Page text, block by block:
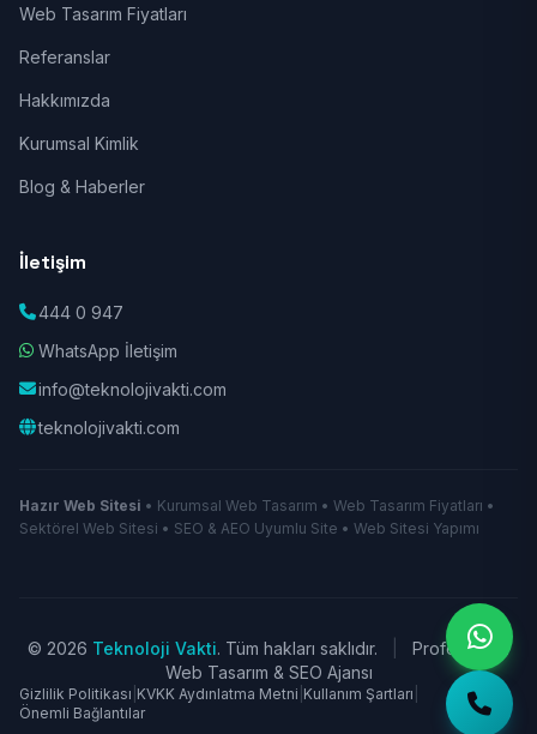
Web Tasarım Fiyatları
Referanslar
Hakkımızda
Kurumsal Kimlik
Blog & Haberler
İletişim
444 0 947
WhatsApp İletişim
info@teknolojivakti.com
teknolojivakti.com
Hazır Web Sitesi • Kurumsal Web Tasarım • Web Tasarım Fiyatları •
Sektörel Web Sitesi • SEO & AEO Uyumlu Site • Web Sitesi Yapımı
© 2026 Teknoloji Vakti. Tüm hakları saklıdır.
Profesyonel
Web Tasarım & SEO Ajansı
Gizlilik Politikası KVKK Aydınlatma Metni Kullanım Şartları
Önemli Bağlantılar